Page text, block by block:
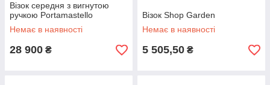
Візок середня з вигнутою
ручкою Portamastello
Немає в наявності
28 900 ₴
Візок Shop Garden
Немає в наявності
5 505,50 ₴